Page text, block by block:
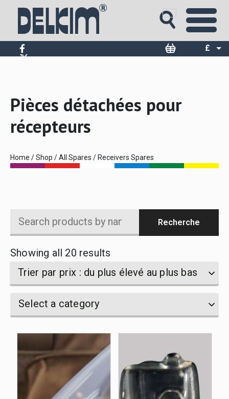
£
Pièces détachées pour
récepteurs
Home /Shop /All Spares / Receivers Spares
Search
products
by
name
Recherche
Showing all 20 results
by
price:
Trier par prix : du plus élevé au plus bas
Select
a
category
Select a category
Select
category